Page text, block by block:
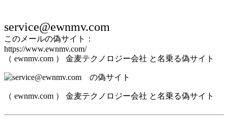
service@ewnmv.com
このメールの偽サイト：
https://www.ewnmv.com/
（ ewnmv.com ） 金麦テクノロジー会社 と名乗る偽サイト
（ ewnmv.com ） 金麦テクノロジー会社 と名乗る偽サイト